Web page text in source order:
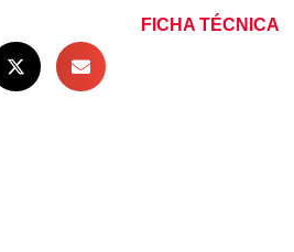
FICHA TÉCNICA